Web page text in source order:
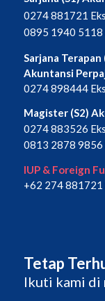
0274 881721
0895 1940 5118
Sarjana Terapan
Akuntansi
0274 898444
Magister (S2)
0274 883526
0813 2878 9856
IUP & Foreign
+62 274 881721
Tetap
Ikuti kami di